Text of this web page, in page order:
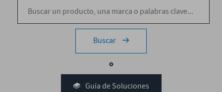
Buscar
o
Guía de Soluciones